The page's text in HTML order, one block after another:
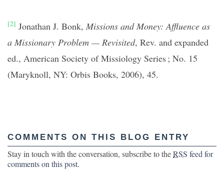
[2] Jonathan J. Bonk, Missions and Money: Affluence as
a Missionary Problem — Revisited, Rev. and expanded
ed., American Society of Missiology Series ; No. 15
(Maryknoll, NY: Orbis Books, 2006), 45.
COMMENTS ON THIS BLOG ENTRY
Stay in touch with the conversation, subscribe to theRSS feed for
comments on this post.